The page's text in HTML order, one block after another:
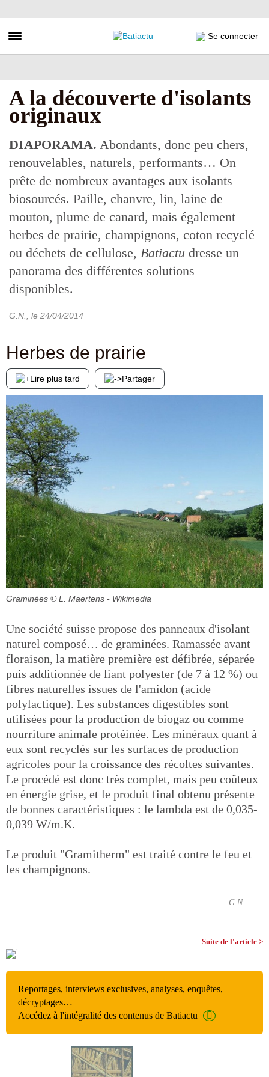
au
principal
Toggle navigation Se connecter
A la découverte d'isolants
originaux
DIAPORAMA. Abondants, donc peu chers,
renouvelables, naturels, performants… On
prête de nombreux avantages aux isolants
biosourcés. Paille, chanvre, lin, laine de
mouton, plume de canard, mais également
herbes de prairie, champignons, coton recyclé
ou déchets de cellulose, Batiactu dresse un
panorama des différentes solutions
disponibles.
G.N. , le 24/04/2014
Herbes de prairie
Lire plus tard Partager
Graminées © L. Maertens - Wikimedia
Une société suisse propose des panneaux d'isolant
naturel composé… de graminées. Ramassée avant
floraison, la matière première est défibrée, séparée
puis additionnée de liant polyester (de 7 à 12 %) ou
fibres naturelles issues de l'amidon (acide
polylactique). Les substances digestibles sont
utilisées pour la production de biogaz ou comme
nourriture animale protéinée. Les minéraux quant à
eux sont recyclés sur les surfaces de production
agricoles pour la croissance des récoltes suivantes.
Le procédé est donc très complet, mais peu coûteux
en énergie grise, et le produit final obtenu présente
de bonnes caractéristiques : le lambda est de 0,035-
0,039 W/m.K.
Le produit "Gramitherm" est traité contre le feu et
les champignons.
G.N.
Suite de l'article >
Reportages, interviews exclusives, analyses, enquêtes,
décryptages…
Accédez à l'intégralité des contenus de Batiactu